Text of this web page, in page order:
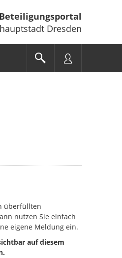
Beteiligungsportal
Dresden
überfüllten
nutzen Sie einfach
eigene Meldung ein.
auf diesem